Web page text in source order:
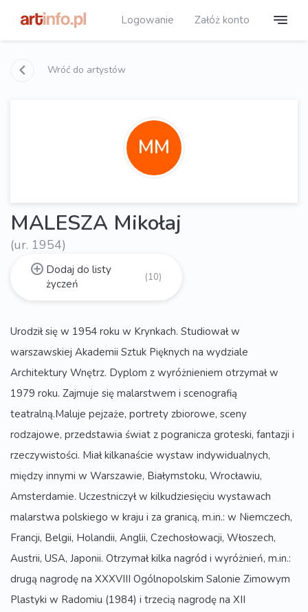
Logowanie Załóż konto
Wróć do artystów
MM
MALESZA Mikołaj
(ur. 1954)
Dodaj do listy
życzeń
(10)
Urodził się w 1954 roku w Krynkach. Studiował w
warszawskiej Akademii Sztuk Pięknych na wydziale
Architektury Wnętrz. Dyplom z wyróżnieniem otrzymał w
1979 roku. Zajmuje się malarstwem i scenografią
teatralną.Maluje pejzaże, portrety zbiorowe, sceny
rodzajowe, przedstawia świat z pogranicza groteski, fantazji i
rzeczywistości. Miał kilkanaście wystaw indywidualnych,
między innymi w Warszawie, Białymstoku, Wrocławiu,
Amsterdamie. Uczestniczył w kilkudziesięciu wystawach
malarstwa polskiego w kraju i za granicą, m.in.: w Niemczech,
Francji, Belgii, Holandii, Anglii, Czechosłowacji, Włoszech,
Austrii, USA, Japonii. Otrzymał kilka nagród i wyróżnień, m.in.:
drugą nagrodę na XXXVIII Ogólnopolskim Salonie Zimowym
Plastyki w Radomiu (1984) i trzecią nagrodę na XII